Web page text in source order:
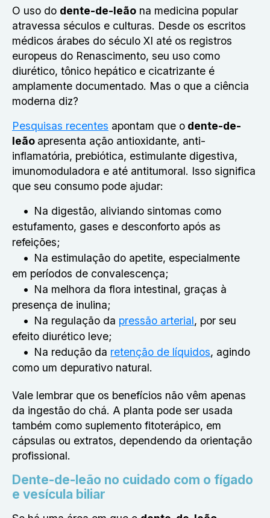
O uso do dente-de-leão na medicina popular
atravessa séculos e culturas. Desde os escritos
médicos árabes do século XI até os registros
europeus do Renascimento, seu uso como
diurético, tônico hepático e cicatrizante é
amplamente documentado. Mas o que a ciência
moderna diz?
Pesquisas recentes apontam que o dente-de-
leão apresenta ação antioxidante, anti-
inflamatória, prebiótica, estimulante digestiva,
imunomoduladora e até antitumoral. Isso significa
que seu consumo pode ajudar:
Na digestão, aliviando sintomas como
estufamento, gases e desconforto após as
refeições;
Na estimulação do apetite, especialmente
em períodos de convalescença;
Na melhora da flora intestinal, graças à
presença de inulina;
Na regulação da pressão arterial, por seu
efeito diurético leve;
Na redução da retenção de líquidos, agindo
como um depurativo natural.
Vale lembrar que os benefícios não vêm apenas
da ingestão do chá. A planta pode ser usada
também como suplemento fitoterápico, em
cápsulas ou extratos, dependendo da orientação
profissional.
Dente-de-leão no cuidado com o fígado
e vesícula biliar